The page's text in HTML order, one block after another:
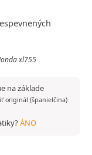
xl755
na základe
originál (španielčina)
ÁNO